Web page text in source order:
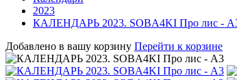
2023
КАЛЕНДАРЬ 2023. SOBA4KI Про лис -
Добавлено в вашу корзину Перейти к корзине